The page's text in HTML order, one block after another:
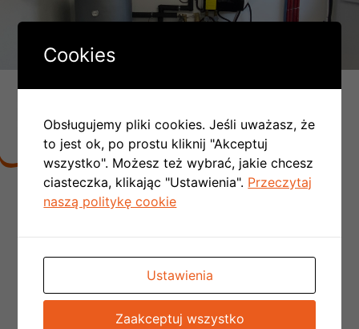
DLACZEGO LICZBA MONTAŻY
PC W POLSCE COROCZNIE SIĘ
PODWAJA:
Nie trzeba tworzyć kotłowni,
obniżamy koszt budowy domu
Nie ma konieczności doprowadzania
kosztownej instalacji gazowej do budynku
Otrzymujemy przy okazji funkcję chłodzenia
Cookies
Obsługujemy pliki cookies. Jeśli uważasz, że
to jest ok, po prostu kliknij "Akceptuj
wszystko". Możesz też wybrać, jakie chcesz
ciasteczka, klikając "Ustawienia". Przeczytaj
naszą politykę cookie
Ustawienia
Zaakceptuj wszystko